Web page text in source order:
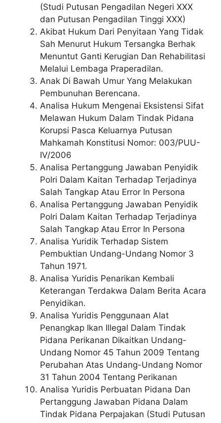
(Studi Putusan Pengadilan Negeri XXX
dan Putusan Pengadilan Tinggi XXX)
Akibat Hukum Dari Penyitaan Yang Tidak
Sah Menurut Hukum Tersangka Berhak
Menuntut Ganti Kerugian Dan Rehabilitasi
Melalui Lembaga Praperadilan.
Anak Di Bawah Umur Yang Melakukan
Pembunuhan Berencana.
Analisa Hukum Mengenai Eksistensi Sifat
Melawan Hukum Dalam Tindak Pidana
Korupsi Pasca Keluarnya Putusan
Mahkamah Konstitusi Nomor: 003/PUU-
IV/2006
Analisa Pertanggung Jawaban Penyidik
Polri Dalam Kaitan Terhadap Terjadinya
Salah Tangkap Atau Error In Persona
Analisa Pertanggung Jawaban Penyidik
Polri Dalam Kaitan Terhadap Terjadinya
Salah Tangkap Atau Error In Persona
Analisa Yuridik Terhadap Sistem
Pembuktian Undang-Undang Nomor 3
Tahun 1971.
Analisa Yuridis Penarikan Kembali
Keterangan Terdakwa Dalam Berita Acara
Penyidikan.
Analisa Yuridis Penggunaan Alat
Penangkap Ikan Illegal Dalam Tindak
Pidana Perikanan Dikaitkan Undang-
Undang Nomor 45 Tahun 2009 Tentang
Perubahan Atas Undang-Undang Nomor
31 Tahun 2004 Tentang Perikanan
Analisa Yuridis Perbuatan Pidana Dan
Pertanggung Jawaban Pidana Dalam
Tindak Pidana Perpajakan (Studi Putusan